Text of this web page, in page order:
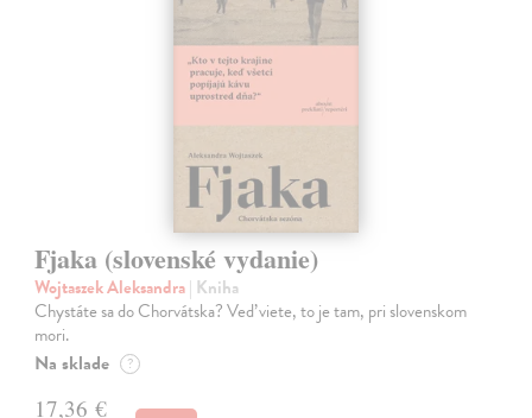
Fjaka (slovenské vydanie)
Wojtaszek Aleksandra| Kniha
Chystáte sa do Chorvátska? Veď viete, to je tam, pri slovenskom
mori.
Na sklade ?
17,36 €